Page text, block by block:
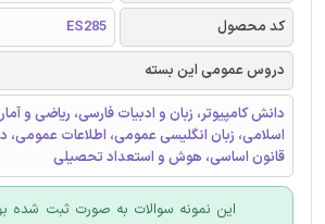
کد محصول
ES285
دروس عمومی این بسته
دانش کامپیوتر، زبان و ادبیات فارسی، ریاضی و
اسلامی، زبان انگلیسی عمومی، اطلاعات عمومی،
قانون اساسی، هوش و استعداد تحصیلی
این نمونه سوالات به صورت ثبت شده